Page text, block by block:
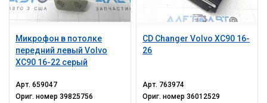
Микрофон в потолке
передний левый Volvo
XC90 16-22 серый
Арт.659047
Ориг. номер39825756
CD Changer Volvo XC90 16-
26
Арт. 763974
Ориг. номер36012529